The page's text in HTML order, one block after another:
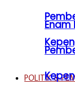
POLITIK &
Enam